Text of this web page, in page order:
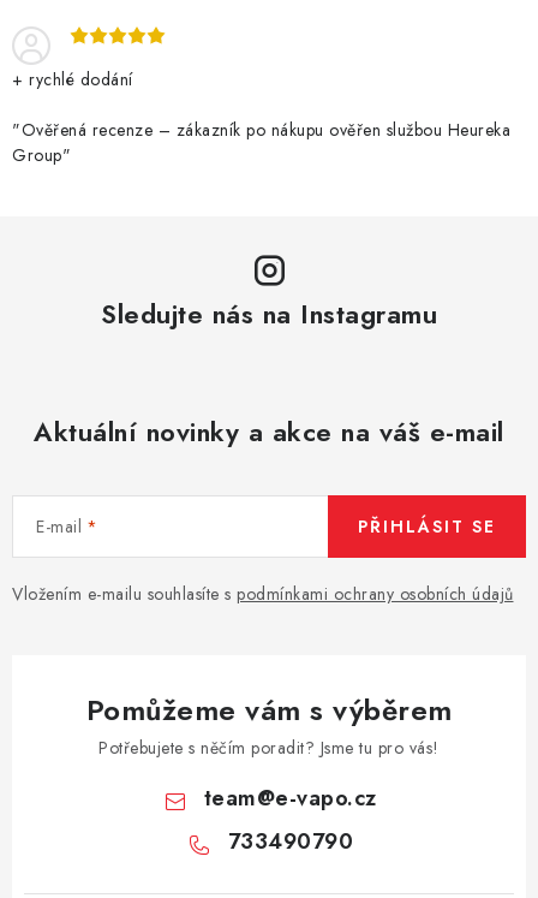
p
r
k
y
+ rychlé dodání
"Ověřená recenze – zákazník po nákupu ověřen službou Heureka
Group"
Sledujte nás na Instagramu
Aktuální novinky a akce na váš e-mail
E-mail
Vložením e-mailu souhlasíte s podmínkami ochrany osobních údajů
PŘIHLÁSIT SE
Pomůžeme vám s výběrem
Potřebujete s něčím poradit? Jsme tu pro vás!
team@e-vapo.cz
733490790